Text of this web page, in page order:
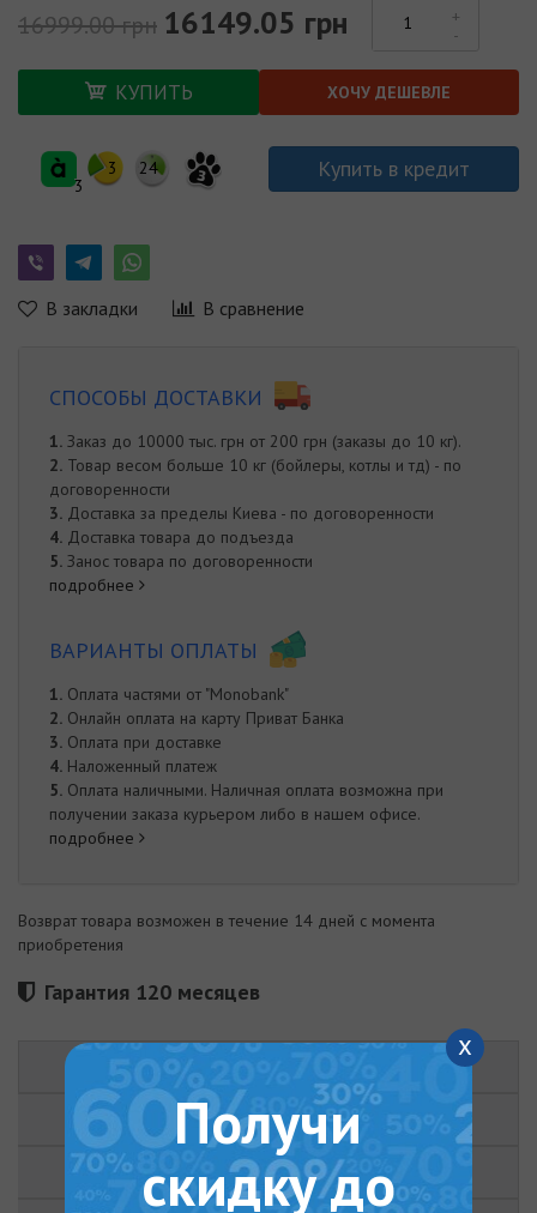
16999.00 грн 16149.05 грн
КУПИТЬ ХОЧУ ДЕШЕВЛЕ
3
3 24 3 Купить в кредит
В закладки В сравнение
СПОСОБЫ ДОСТАВКИ
1. Заказ до 10000 тыс. грн от 200 грн (заказы до 10 кг).
2. Товар весом больше 10 кг (бойлеры, котлы и тд) - по
договоренности
3. Доставка за пределы Киева - по договоренности
4. Доставка товара до подъезда
5. Занос товара по договоренности
подробнее
ВАРИАНТЫ ОПЛАТЫ
1. Оплата частями от "Monobank"
2. Онлайн оплата на карту Приват Банка
3. Оплата при доставке
4. Наложенный платеж
5. Оплата наличными. Наличная оплата возможна при
получении заказа курьером либо в нашем офисе.
подробнее
Возврат товара возможен в течение 14 дней с момента
приобретения
Гарантия 120 месяцев
ХАРАКТЕРИСТИКИ
ОТЗЫВЫ (0)
x
Получи
скидку до